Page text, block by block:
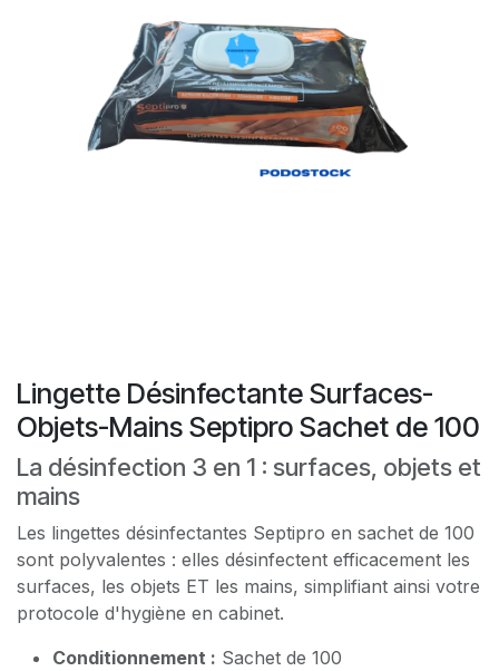
Lingette Désinfectante Surfaces-
Objets-Mains Septipro Sachet de 100
La désinfection 3 en 1 : surfaces, objets et
mains
Les lingettes désinfectantes Septipro en sachet de 100
sont polyvalentes : elles désinfectent efficacement les
surfaces, les objets ET les mains, simplifiant ainsi votre
protocole d'hygiène en cabinet.
Conditionnement : Sachet de 100